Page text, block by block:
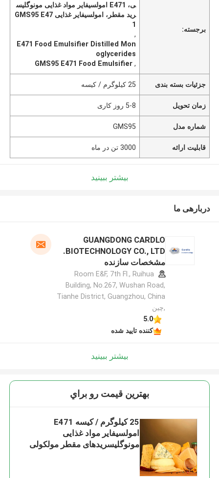
برجسته:
ی، E471 امولسیفایر مواد غذایی مونوگلیس
رید مقطر، امولسیفایر غذایی GMS95 E47
1
,
E471 Food Emulsifier Distilled Mon
oglycerides
,
GMS95 E471 Food Emulsifier
جزئیات بسته بندی 25 کیلوگرم / کیسه
زمان تحویل 5-8 روز کاری
شماره مدل GMS95
قابلیت ارائه 3000 تن در ماه
بیشتر ببینید
دربارهی ما
GUANGDONG CARDLO
BIOTECHNOLOGY CO., LTD.
مشخصات سازنده
Room E&F, 7th Fl., Ruihua
Building, No.267, Wushan Road,
Tianhe District, Guangzhou, China
,چین
5.0
کننده تایید شده
بیشتر ببینید
بهترين قيمت رو براي
25 کیلوگرم / کیسه E471
امولسیفایر مواد غذایی
مونوگلیسریدهای مقطر مولکولی